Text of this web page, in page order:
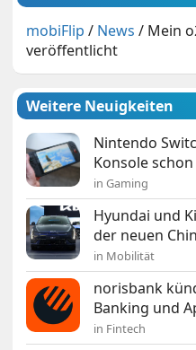
mobiFlip / News / Mein
veröffentlicht
Weitere Neuigkeiten
Nintendo
Konsole
in Gaming
Hyundai und
der neuen
in Mobilität
norisbank
Banking und
in Fintech